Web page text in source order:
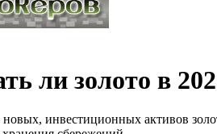
ли золото в
инвестиционных активов